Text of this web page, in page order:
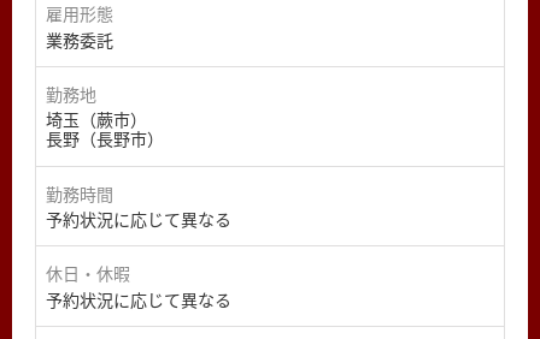
雇用形態
業務委託
勤務地
埼玉（蕨市）
長野（長野市）
勤務時間
予約状況に応じて異なる
休日・休暇
予約状況に応じて異なる